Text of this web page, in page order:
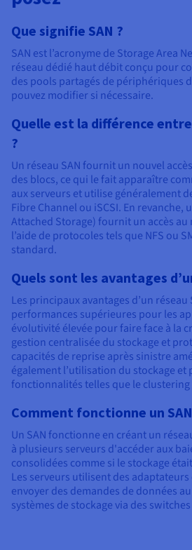
Que signifie SAN ?
SAN est l’acronyme de Storage Area
réseau dédié haut débit conçu pour
des pools partagés de périphériques
pouvez modifier si nécessaire.
Quelle est la différence entre
?
Un réseau SAN fournit un nouvel
des blocs, ce qui le fait apparaître
aux serveurs et utilise généralement
Fibre Channel ou iSCSI. En revanche,
Attached Storage) fournit un accès au
l’aide de protocoles tels que NFS ou
standard.
Quels sont les avantages
Les principaux avantages d’un réseau
performances supérieures pour les
évolutivité élevée pour faire face à la
gestion centralisée du stockage et
capacités de reprise après sinistre
également l’utilisation du stockage et
fonctionnalités telles que le clustering
Comment fonctionne un
Un SAN fonctionne en créant un
à plusieurs serveurs d'accéder aux
consolidées comme si le stockage
Les serveurs utilisent des
envoyer des demandes de données
systèmes de stockage via des switches